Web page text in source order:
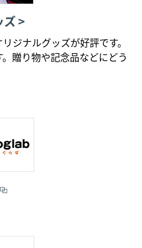
ズ
ジナルグッズが好評です。
贈り物や記念品などにどう